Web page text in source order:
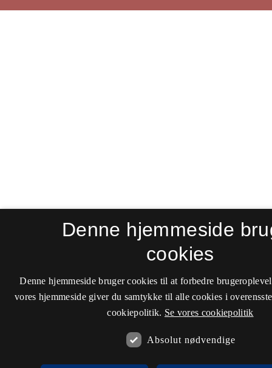
Denne hjemmeside
cookies
Denne hjemmeside bruger cookies til at forbedre
vores hjemmeside giver du samtykke til alle cookies i
cookiepolitik. Se vores cookiepolitik
Absolut nødvendige